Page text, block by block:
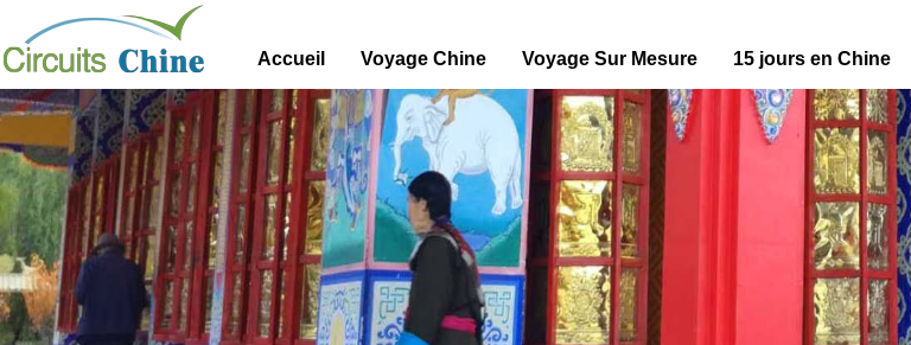
Accueil Voyage Chine Voyage Sur Mesure 15 jours en Chine